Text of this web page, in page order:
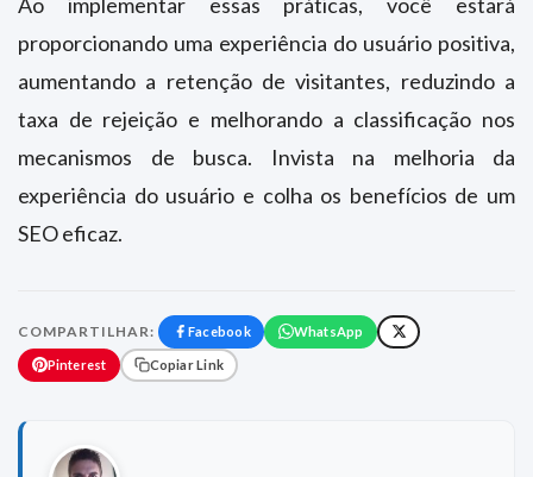
proporcionando uma experiência do usuário positiva,
aumentando a retenção de visitantes, reduzindo a
taxa de rejeição e melhorando a classificação nos
mecanismos de busca. Invista na melhoria da
experiência do usuário e colha os benefícios de um
SEO eficaz.
COMPARTILHAR: Facebook WhatsApp
Pinterest Copiar Link